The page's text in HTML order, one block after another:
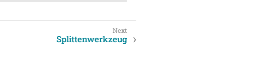
Splittenwerkzeug